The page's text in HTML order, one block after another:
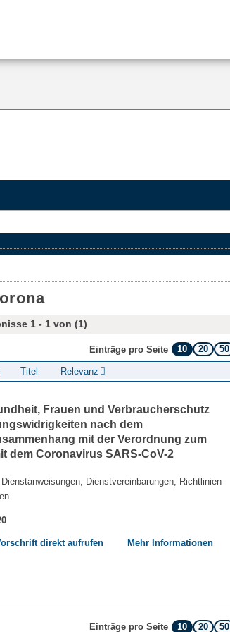
1 - 1 von (1)
Einträge pro Seite 10 20 50
Titel Relevanz
Frauen und Verbraucherschutz
nach dem
mit der Verordnung zum
dem Coronavirus SARS-CoV-2
Dienstvereinbarungen, Richtlinien
direkt aufrufen Mehr Informationen
Einträge pro Seite 10 20 50